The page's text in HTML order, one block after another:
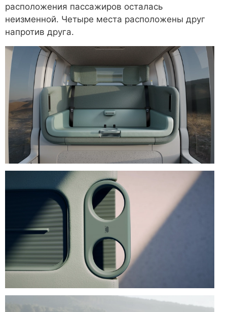
расположения пассажиров осталась
неизменной. Четыре места расположены друг
напротив друга.